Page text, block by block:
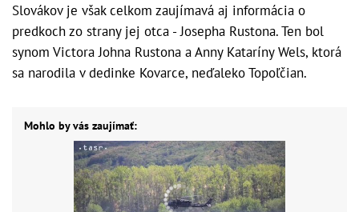
Slovákov je však celkom zaujímavá aj informácia o
predkoch zo strany jej otca - Josepha Rustona. Ten bol
synom Victora Johna Rustona a Anny Kataríny Wels, ktorá
sa narodila v dedinke Kovarce, neďaleko Topoľčian.
Mohlo by vás zaujímať: